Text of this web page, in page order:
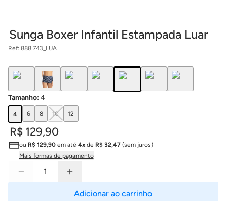
Sunga Boxer Infantil Estampada Luar
Ref: 888.743_LUA
Tamanho:4
4 6 8 10 12
R$ 129,90
ou R$ 129,90em até 4xde R$ 32,47(sem juros)
Mais formas de pagamento
Adicionar ao carrinho